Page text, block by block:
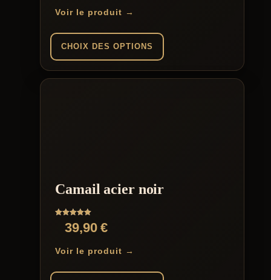
30,00 €
Voir le produit →
CHOIX DES OPTIONS
produit
Camail acier noir
Note
5.0039,90€
Voir le produit →